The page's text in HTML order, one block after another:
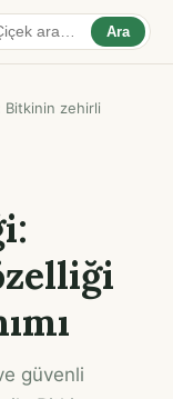
Ara
Bitkinin zehirli
güvenli